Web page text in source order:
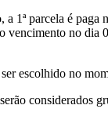
a 1ª parcela é paga
vencimento no dia
escolhido no
considerados